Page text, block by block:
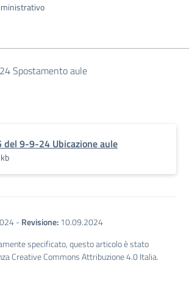
Spostamento aule
del 9-9-24 Ubicazione aule
-Revisione:10.09.2024
specificato, questo articolo è stato
Creative Commons Attribuzione 4.0 Italia.